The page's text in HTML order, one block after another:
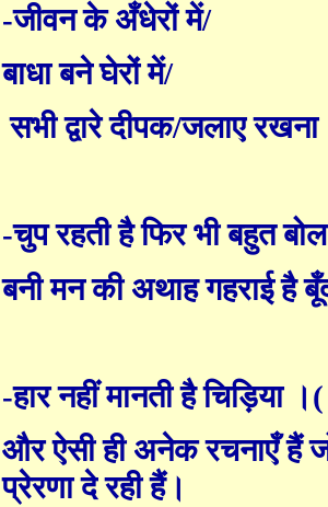
-जीवन के अँधेरों में/
बाधा बने घेरों में/
सभी द्वारे दीपक/जलाए
-चुप रहती है फिर भी बहुत
बनी मन की अथाह गहराई है
-हार नहीं मानती है चिड़िया
और ऐसी ही अनेक रचनाएँ हैं
प्रेरणा दे रही हैं।